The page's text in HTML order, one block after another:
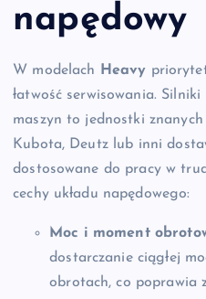
napędowy
W modelach Heavy
łatwość serwisowania.
maszyn to jednostki
Kubota, Deutz lub inni
dostosowane do pracy w
cechy układu napędowego:
Moc i moment
dostarczanie ciągłej
obrotach, co poprawia